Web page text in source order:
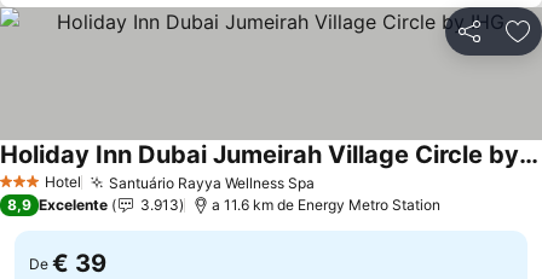
Partilhar
3 EstrelasHotel Santuário Rayya Wellness Spa
Holiday Inn Dubai Jumeirah Village Circle by IHG
8,9 Excelente 3.913 a 11.6 km de Energy Metro Station
De € 39